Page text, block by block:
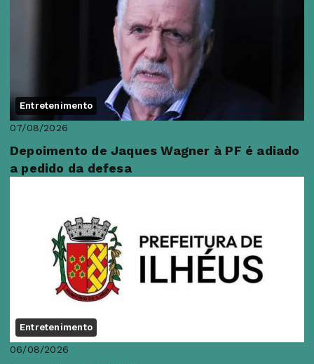
Entretenimento
07/08/2026
Depoimento de Jaques Wagner à PF é adiado
a pedido da defesa
Entretenimento
06/08/2026